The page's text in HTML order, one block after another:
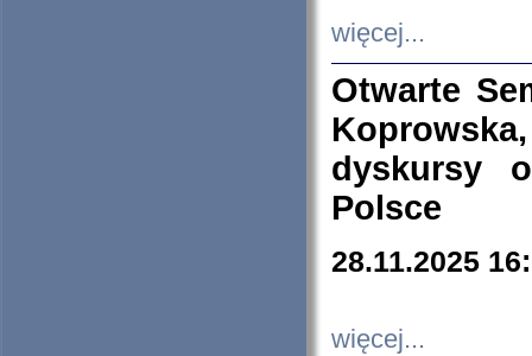
więcej...
Otwarte
dyskursy
Polsce
28.11.2025
więcej...